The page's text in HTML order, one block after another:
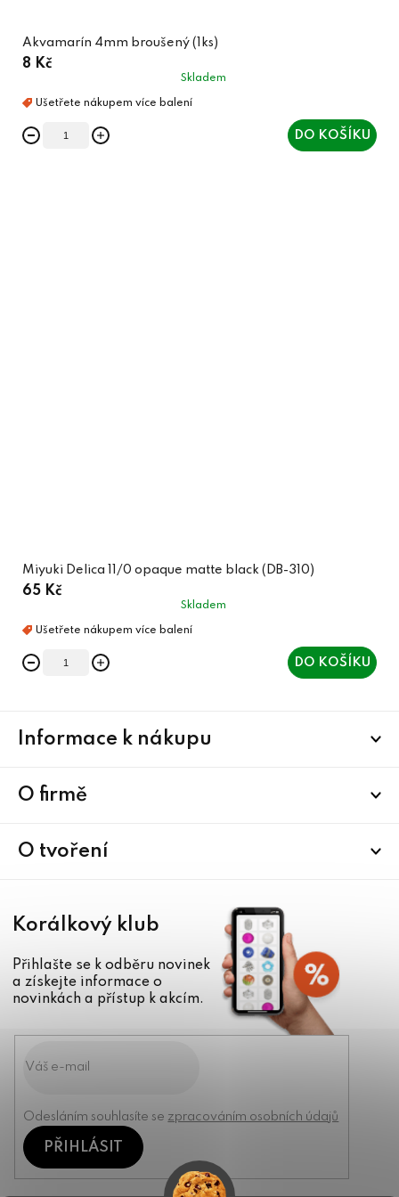
Akvamarín 4mm broušený (1ks)
8 Kč
Skladem
DO KOŠÍKU
Miyuki Delica 11/0 opaque matte black (DB-310)
65 Kč
Skladem
DO KOŠÍKU
Informace k nákupu
O firmě
O tvoření
Korálkový klub
Přihlašte se k odběru novinek
a získejte informace o
novinkách a přístup k akcím.
Odesláním souhlasíte se zpracováním osobních údajů
PŘIHLÁSIT